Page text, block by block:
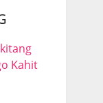
Kahit